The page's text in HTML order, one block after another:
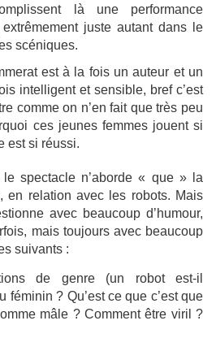
là une performance
juste autant dans le
scéniques.
est à la fois un auteur et un
intelligent et sensible, bref c’est
comme on n’en fait que très peu
ces jeunes femmes jouent si
est si réussi.
spectacle n’aborde « que » la
en relation avec les robots. Mais
avec beaucoup d’humour,
mais toujours avec beaucoup
suivants :
de genre (un robot est-il
féminin ? Qu’est ce que c’est que
mâle ? Comment être viril ?